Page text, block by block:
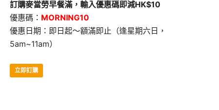
訂購麥當勞早餐滿，輸入優惠碼即減HK$10
優惠碼： MORNING10
優惠日期：即日起～額滿即止（逢星期六日，
5am~11am）
立即訂購